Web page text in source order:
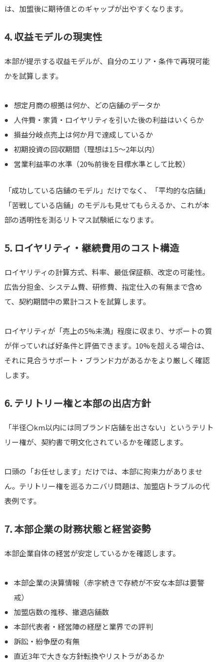
は、加盟後に期待値とのギャップが出やすくなります。
4. 収益モデルの現実性
本部が提示する収益モデルが、自分のエリア・条件で再現可能
かを試算します。
想定月商の根拠は何か、どの店舗のデータか
人件費・家賃・ロイヤリティを引いた後の利益はいくらか
損益分岐点売上は何か月で達成しているか
初期投資の回収期間（理想は1.5〜2年以内）
営業利益率の水準（20%前後を目標水準として比較）
「成功している店舗のモデル」だけでなく、「平均的な店舗」
「苦戦している店舗」のモデルも見せてもらえるか、これが本
部の透明性を測るリトマス試験紙になります。
5. ロイヤリティ・継続費用のコスト構造
ロイヤリティの計算方式、料率、最低保証額、改定の可能性。
広告分担金、システム費、研修費、指定仕入の有無まで含め
て、契約期間中の累計コストを試算します。
ロイヤリティが「売上の5%未満」程度に収まり、サポートの質
が伴っていれば好条件と評価できます。10%を超える場合は、
それに見合うサポート・ブランド力があるかをより厳しく確認
します。
6. テリトリー権と本部の出店方針
「半径〇km以内には同ブランド店舗を出さない」というテリト
リー権が、契約書で明文化されているかを確認します。
口頭の「お任せします」だけでは、本部に拘束力がありませ
ん。テリトリー権を巡るカニバリ問題は、加盟店トラブルの代
表例です。
7. 本部企業の財務状態と経営姿勢
本部企業自体の経営が安定しているかを確認します。
本部企業の決算情報（赤字続きで存続が不安な本部は要警
戒）
加盟店数の推移、撤退店舗数
本部代表者・経営陣の経歴と業界での評判
訴訟・紛争歴の有無
直近3年で大きな方針転換やリストラがあるか